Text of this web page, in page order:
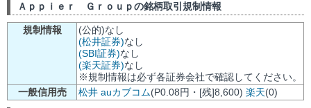
Ａｐｐｉｅｒ Ｇｒｏｕｐの銘柄取引規制情報
規制情報
(公的)なし
(松井証券)なし
(SBI証券)なし
(楽天証券)なし
※規制情報は必ず各証券会社で確認してください。
一般信用売
松井 auカブコム(P0.08円・[残]8,600) 楽天(0)